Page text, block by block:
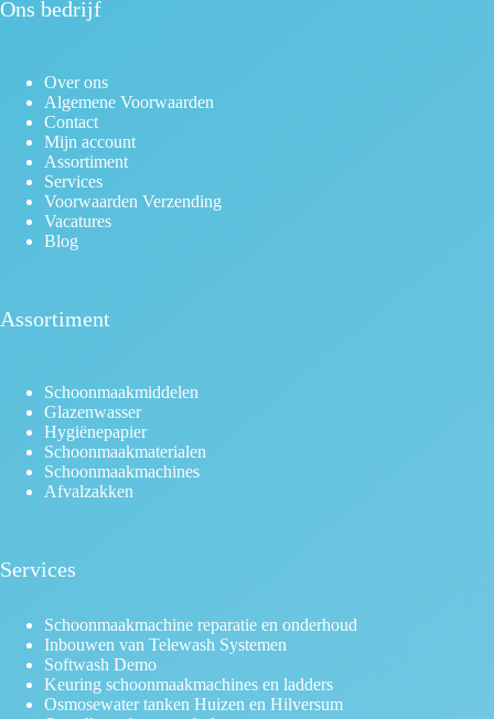
Ons bedrijf
Over ons
Algemene Voorwaarden
Contact
Mijn account
Assortiment
Services
Voorwaarden Verzending
Vacatures
Blog
Assortiment
Schoonmaakmiddelen
Glazenwasser
Hygiënepapier
Schoonmaakmaterialen
Schoonmaakmachines
Afvalzakken
Services
Schoonmaakmachine reparatie en onderhoud
Inbouwen van Telewash Systemen
Softwash Demo
Keuring schoonmaakmachines en ladders
Osmosewater tanken Huizen en Hilversum